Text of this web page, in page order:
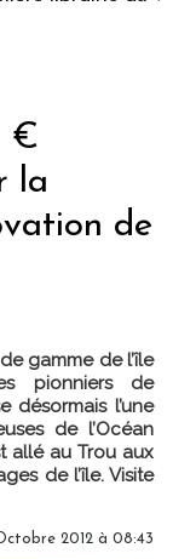
€
la
de
gamme de l’île
pionniers de
désormais l’une
de l’Océan
allé au Trou aux
de l’île. Visite
2012 à 08:43